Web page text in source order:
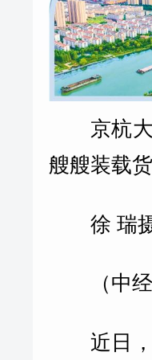
京杭
艘艘装载
徐 瑞
（中
近日